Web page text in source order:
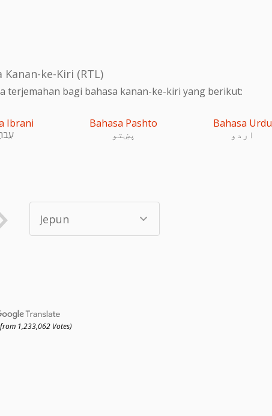
Kanan-ke-Kiri (RTL)
terjemahan bagi bahasa kanan-ke-kiri yang berikut:
Ibrani
Bahasa Pashto
پښتو
Bahasa Urdu
اردو
1,233,062 Votes)